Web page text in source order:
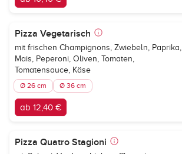
Pizza Vegetarisch
mit frischen Champignons, Zwiebeln, Paprika,
Mais, Peperoni, Oliven, Tomaten,
Tomatensauce, Käse
Ø 26 cm Ø 36 cm
ab 12,40 €
Pizza Quatro Stagioni